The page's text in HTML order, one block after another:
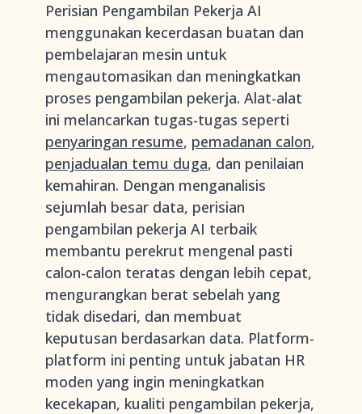
Perisian Pengambilan Pekerja AI
menggunakan kecerdasan buatan dan
pembelajaran mesin untuk
mengautomasikan dan meningkatkan
proses pengambilan pekerja. Alat-alat
ini melancarkan tugas-tugas seperti
penyaringan resume, pemadanan calon,
penjadualan temu duga, dan penilaian
kemahiran. Dengan menganalisis
sejumlah besar data, perisian
pengambilan pekerja AI terbaik
membantu perekrut mengenal pasti
calon-calon teratas dengan lebih cepat,
mengurangkan berat sebelah yang
tidak disedari, dan membuat
keputusan berdasarkan data. Platform-
platform ini penting untuk jabatan HR
moden yang ingin meningkatkan
kecekapan, kualiti pengambilan pekerja,